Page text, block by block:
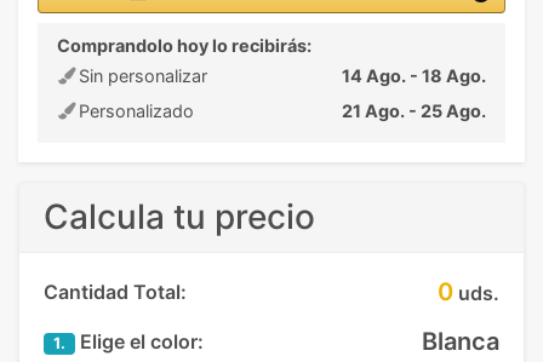
Comprandolo hoy lo recibirás:
Sin personalizar
14 Ago. - 18 Ago.
Personalizado
21 Ago. - 25 Ago.
Calcula tu precio
Cantidad Total: 0 uds.
1. Elige el color: Blanca